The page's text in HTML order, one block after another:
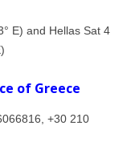
E) and Hellas Sat 4
of Greece
+30 210